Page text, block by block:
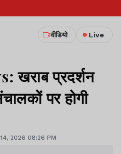
वीडियो Live
खराब प्रदर्शन
पर होगी
2026 08:26 PM